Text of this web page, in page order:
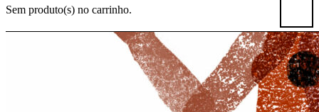
Sem produto(s) no carrinho.